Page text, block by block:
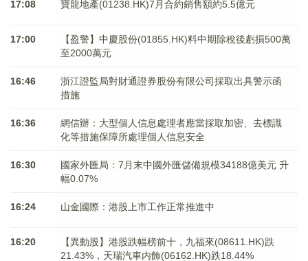
17:08 寶龍地產(01238.HK)7月合約銷售額約5.5億元
17:00
【盈警】中慶股份(01855.HK)料中期除稅後虧損500萬
至2000萬元
16:46
浙江證監局對財通證券股份有限公司採取出具警示函
措施
16:36
網信辦：大型個人信息處理者應當採取加密、去標識
化等措施保障所處理個人信息安全
16:30
國家外匯局：7月末中國外匯儲備規模34188億美元 升
幅0.07%
16:24 山金國際：港股上市工作正常推進中
16:20
【異動股】港股跌幅榜前十，九福來(08611.HK)跌
21.43%，天瑞汽車内飾(06162.HK)跌18.44%